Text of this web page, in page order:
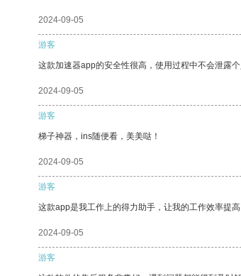
2024-09-05
游客
这款加速器app的安全性很高，使用过程中不会泄露个
2024-09-05
游客
梯子神器，ins随便看，美美哒！
2024-09-05
游客
这款app是我工作上的得力助手，让我的工作效率提
2024-09-05
游客